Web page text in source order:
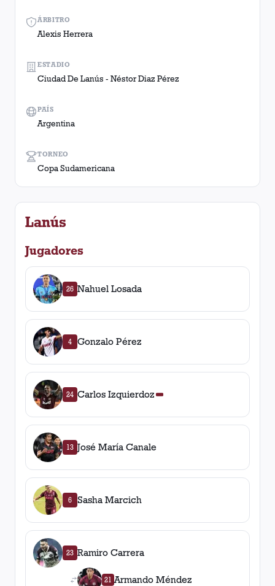
ÁRBITRO
Alexis Herrera
TORNEO
Copa Sudamericana
ESTADIO
Ciudad De Lanús - Néstor Diaz Pérez
PAÍS
Argentina
Lanús
Jugadores
26 Nahuel Losada
4 Gonzalo Pérez
24 Carlos Izquierdoz
13 José María Canale
6 Sasha Marcich
23 Ramiro Carrera
21 Armando Méndez